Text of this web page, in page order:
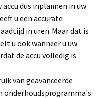
dus inplannen in uw
u een accurate
in uren. Maar dat is
u ook wanneer u uw
de accu volledig is
van geavanceerde
onderhoudsprogramma's: